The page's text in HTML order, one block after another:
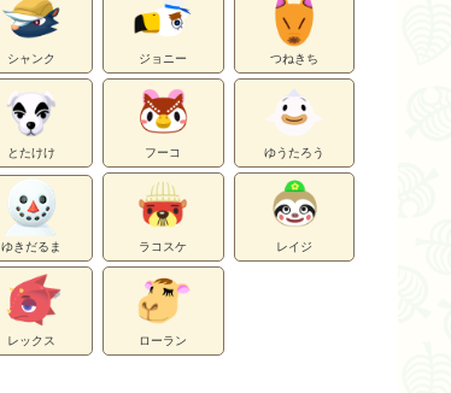
シャンク ジョニー つねきち
とたけけ フーコ ゆうたろう
ゆきだるま ラコスケ レイジ
レックス ローラン